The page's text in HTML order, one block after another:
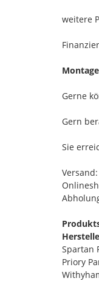
weitere
Gerne
Gern
Sie
Versand:
Spartan
Priory